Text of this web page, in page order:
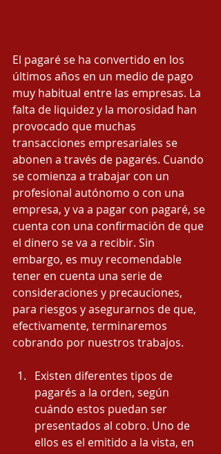
El pagaré se ha convertido en los
últimos años en un medio de pago
muy habitual entre las empresas. La
falta de liquidez y la morosidad han
provocado que muchas
transacciones empresariales se
abonen a través de pagarés. Cuando
se comienza a trabajar con un
profesional autónomo o con una
empresa, y va a pagar con pagaré, se
cuenta con una confirmación de que
el dinero se va a recibir. Sin
embargo, es muy recomendable
tener en cuenta una serie de
consideraciones y precauciones,
para riesgos y asegurarnos de que,
efectivamente, terminaremos
cobrando por nuestros trabajos.
Existen diferentes tipos de
pagarés a la or­den, según
cuándo estos puedan ser
presen­tados al cobro. Uno de
ellos es el emitido a la vista, en